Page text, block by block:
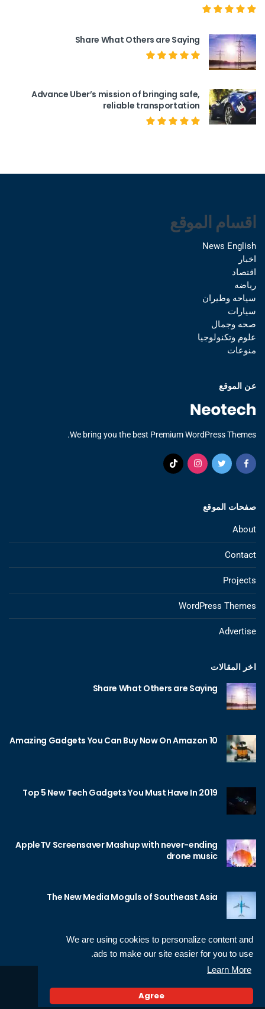
We are using cookies to personalize content and
ads to make our site easier for you to use.
Learn More
Agree
Share What Others are Saying
Advance Uber’s mission of bringing safe,
reliable transportation
اقسام الموقع
News English
اخبار
اقتصاد
رياضه
سياحه وطيران
سيارات
صحه وجمال
علوم وتكنولوجيا
منوعات
عن الموقع
We bring you the best Premium WordPress Themes.
صفحات الموقع
About
Contact
Projects
WordPress Themes
Advertise
اخر المقالات
Share What Others are Saying
10 Amazing Gadgets You Can Buy Now On Amazon
Top 5 New Tech Gadgets You Must Have In 2019
AppleTV Screensaver Mashup with never-ending
drone music
The New Media Moguls of Southeast Asia
© 2026 Neotech, made by
Sameh Gamal